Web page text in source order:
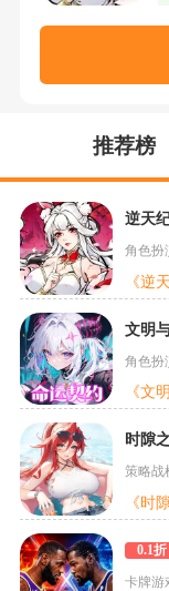
推荐榜
逆天
角色扮
文明
角色扮
时隙
策略战
0.1折
卡牌游